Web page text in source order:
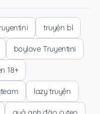
truyện bl
boylove Truyentini
18+
lazy truyện